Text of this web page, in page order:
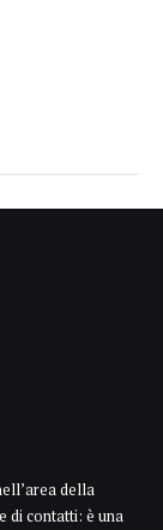
della
di contatti: è una